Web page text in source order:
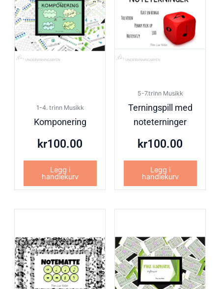
1-4. trinn Musikk
Komponering
kr100.00
Legg i
handlekurv
5-7.trinn Musikk
Terningspill med
noteterninger
kr100.00
Legg i
handlekurv